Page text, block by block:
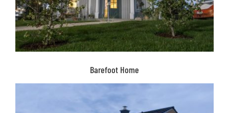
Barefoot Home